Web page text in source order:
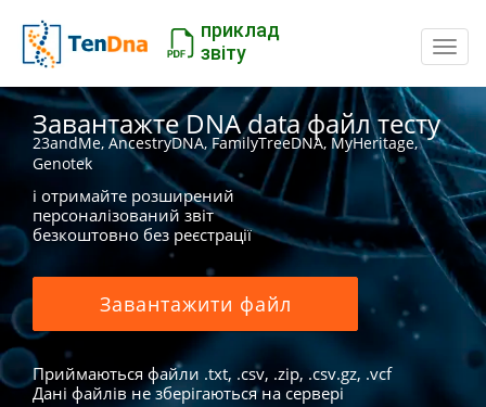
приклад
звіту
Завантажте DNA data файл тесту
23andMe, AncestryDNA, FamilyTreeDNA, MyHeritage,
Genotek
і отримайте розширений
персоналізований звіт
безкоштовно без реєстрації
Завантажити файл
Приймаються файли .txt, .csv, .zip, .csv.gz, .vcf
Дані файлів не зберігаються на сервері